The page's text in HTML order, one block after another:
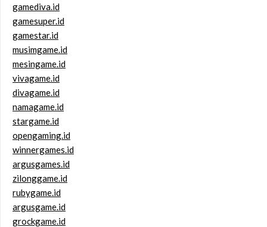
gamediva.id
gamesuper.id
gamestar.id
musimgame.id
mesingame.id
vivagame.id
divagame.id
namagame.id
stargame.id
opengaming.id
winnergames.id
argusgames.id
zilonggame.id
rubygame.id
argusgame.id
grockgame.id